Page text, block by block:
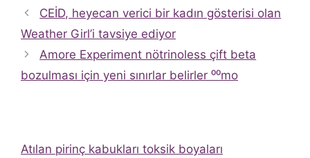
CEİD, heyecan verici bir kadın gösterisi olan
Weather Girl’i tavsiye ediyor
Amore Experiment nötrinoless çift beta
bozulması için yeni sınırlar belirler ⁰⁰mo
Atılan pirinç kabukları toksik boyaları